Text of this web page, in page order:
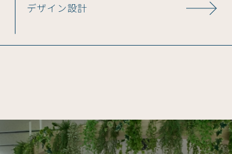
デザイン設計